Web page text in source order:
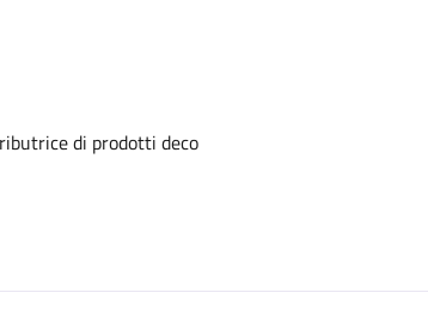
di prodotti deco